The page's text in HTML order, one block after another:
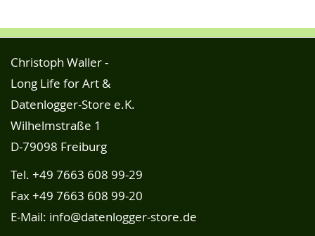
Christoph Waller -
Long Life for Art &
Datenlogger-Store e.K.
Wilhelmstraße 1
D-79098 Freiburg
Tel. +49 7663 608 99-29
Fax +49 7663 608 99-20
E-Mail: info@datenlogger-store.de